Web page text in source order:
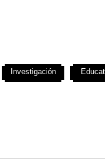
Investigación